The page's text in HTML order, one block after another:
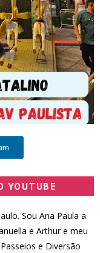
YOUTUBE
Sou Ana Paula a
e Arthur e meu
e Diversão